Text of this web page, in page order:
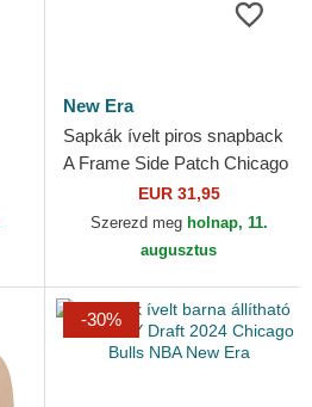
New Era
Sapkák ívelt piros snapback
A Frame Side Patch Chicago
Bulls NBA New Era
EUR 31,95
Szerezd meg holnap, 11.
augusztus
-30%